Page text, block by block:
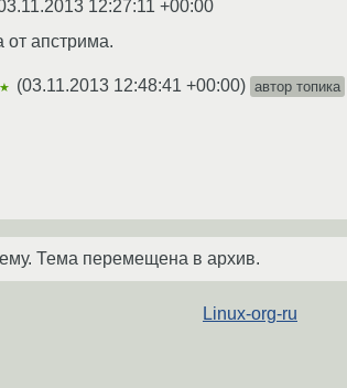
12:27:11 +00:00
апстрима.
(03.11.2013 12:48:41 +00:00) автор топика
Тема перемещена в архив.
Linux-org-ru